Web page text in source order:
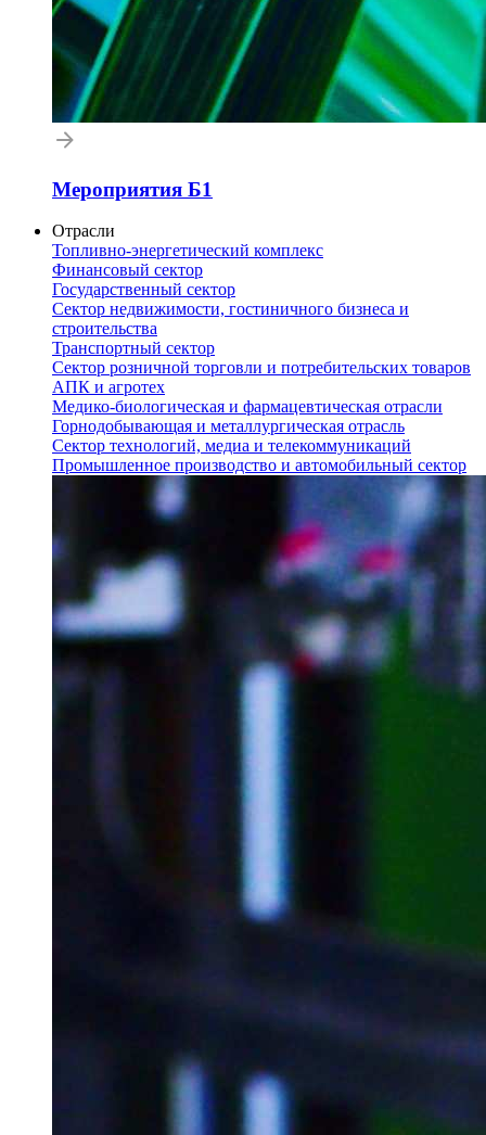
Мероприятия Б1
Отрасли
Топливно-энергетический комплекс
Финансовый сектор
Государственный сектор
Сектор недвижимости, гостиничного бизнеса и
строительства
Транспортный сектор
Сектор розничной торговли и потребительских товаров
АПК и агротех
Медико-биологическая и фармацевтическая отрасли
Горнодобывающая и металлургическая отрасль
Сектор технологий, медиа и телекоммуникаций
Промышленное производство и автомобильный сектор